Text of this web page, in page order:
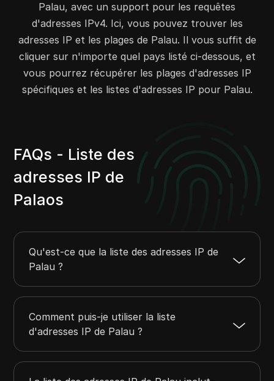
Palau, avec un support pour les requêtes
d'adresses IPv4. Ici, vous pouvez trouver les
adresses IP et les plages de Palau. Il vous suffit de
cliquer sur n'importe quel pays listé ci-dessous, et
vous pourrez récupérer les plages d'adresses IP
spécifiques et les listes d'adresses IP pour Palau.
FAQs - Liste des
adresses IP de
Palaos
Qu'est-ce que la liste des adresses IP de
Palau ?
Comment puis-je utiliser la liste
d'adresses IP de Palau ?